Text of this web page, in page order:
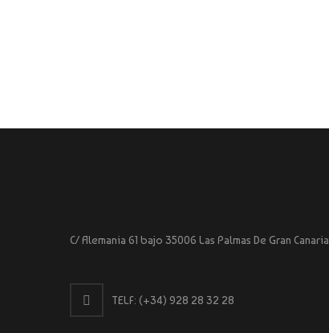
C/ Alemania 61 bajo 35006 Las Palmas De Gran Canaria
TELF: (+34) 928 28 32 28